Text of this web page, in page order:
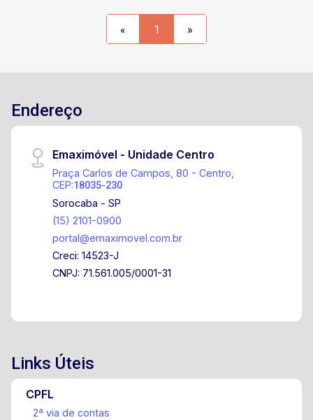
« 1 »
Endereço
Emaximóvel - Unidade Centro
Praça Carlos de Campos, 80 - Centro,
CEP:18035-230
Sorocaba - SP
(15) 2101-0900
portal@emaximovel.com.br
Creci: 14523-J
CNPJ: 71.561.005/0001-31
Links Úteis
CPFL
2ª via de contas